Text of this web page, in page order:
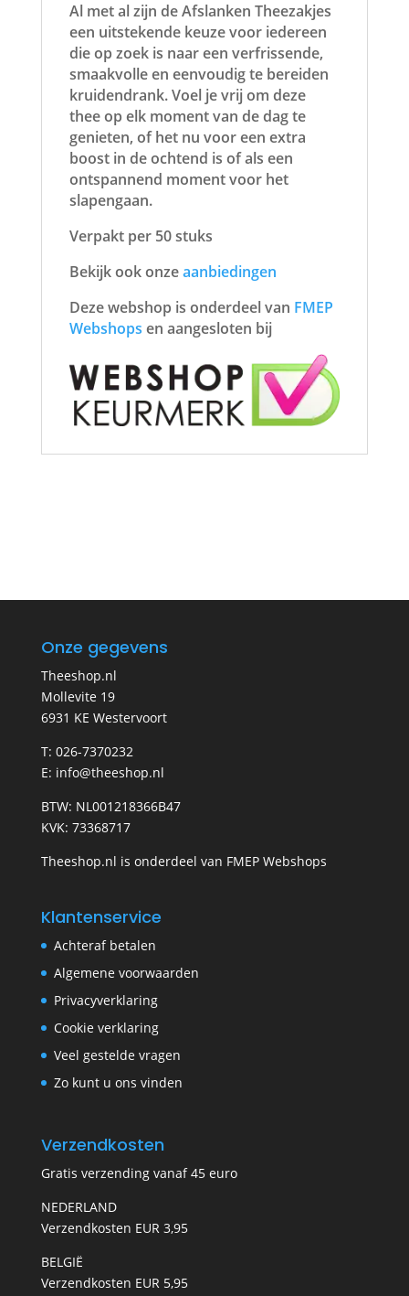
Al met al zijn de Afslanken Theezakjes
een uitstekende keuze voor iedereen
die op zoek is naar een verfrissende,
smaakvolle en eenvoudig te bereiden
kruidendrank. Voel je vrij om deze
thee op elk moment van de dag te
genieten, of het nu voor een extra
boost in de ochtend is of als een
ontspannend moment voor het
slapengaan.
Verpakt per 50 stuks
Bekijk ook onzeaanbiedingen
Deze webshop is onderdeel van FMEP
Webshops en aangesloten bij
Onze gegevens
Theeshop.nl
Mollevite 19
6931 KE Westervoort
T: 026-7370232
E: info@theeshop.nl
BTW: NL001218366B47
KVK: 73368717
Theeshop.nl is onderdeel van FMEP Webshops
Klantenservice
Achteraf betalen
Algemene voorwaarden
Privacyverklaring
Cookie verklaring
Veel gestelde vragen
Zo kunt u ons vinden
Verzendkosten
Gratis verzending vanaf 45 euro
NEDERLAND
Verzendkosten EUR 3,95
BELGIË
Verzendkosten EUR 5,95